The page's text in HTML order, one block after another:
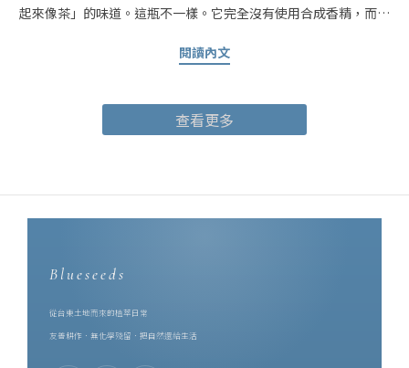
起來像茶」的味道。這瓶不一樣。它完全沒有使用合成香精，而是
周章燒水泡茶，就能把醇厚的茶香帶在身邊。真正把台東鹿野那片
合作的起點，是同樣的堅持。芙彤園創辦人兼執行長詹茹惠
（Stephanie），科技業出身，卻在 2016 年轉身投入香草產業，遠
調香這件事教給了一誠 —— 她是一誠的啟蒙老師。而在同一片土地
上，博雅齋深耕紅烏龍近四十年。一個專注於香草種植與精油調
上。對土地的態度既然一致，剩下的就是把兩種手藝放在一起 ——
紅烏龍茶葉，製作成香水。一、為什麼是紅烏龍？先認識這支台灣
特色茶要理解這瓶紅烏龍茶香水，得先理解紅烏龍。紅烏龍是誕生
閱讀內文
查看更多
Blueseeds
從台東土地而來的植萃日常
友善耕作．無化學殘留．把自然還給生活